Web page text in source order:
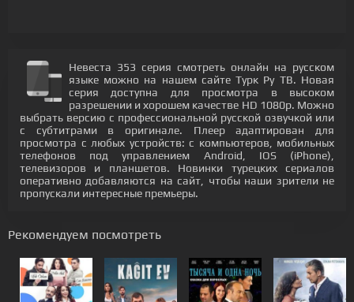
Невеста 353 серия смотреть онлайн на русском
языке можно на нашем сайте Турк Ру ТВ. Новая
серия доступна для просмотра в высоком
разрешении и хорошем качестве HD 1080p. Можно
выбрать версию с профессиональной русской озвучкой или
с субтитрами в оригинале. Плеер адаптирован для
просмотра с любых устройств: с компьютеров, мобильных
телефонов под управлением Android, IOS (iPhone),
телевизоров и планшетов. Новинки турецких сериалов
оперативно добавляются на сайт, чтобы наши зрители не
пропускали интересные премьеры.
Рекомендуем посмотреть